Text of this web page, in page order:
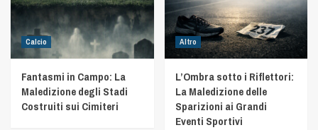
Calcio
Fantasmi in Campo: La
Maledizione degli Stadi
Costruiti sui Cimiteri
Altro
L’Ombra sotto i Riflettori:
La Maledizione delle
Sparizioni ai Grandi
Eventi Sportivi